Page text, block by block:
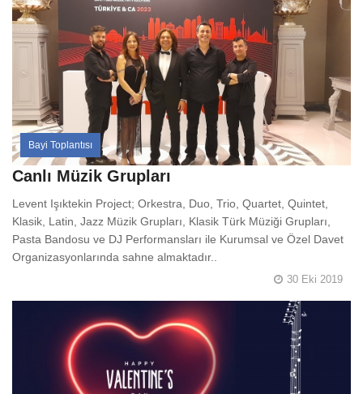
Bayi Toplantısı
Canlı Müzik Grupları
Levent Işıktekin Project; Orkestra, Duo, Trio, Quartet, Quintet,
Klasik, Latin, Jazz Müzik Grupları, Klasik Türk Müziği Grupları,
Pasta Bandosu ve DJ Performansları ile Kurumsal ve Özel Davet
Organizasyonlarında sahne almaktadır..
30 Eki 2019